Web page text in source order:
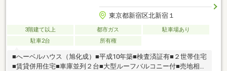
東京都新宿区北新宿１
3階建て以上 都市ガス
駐車場あり
駐車2台
所有権
■へーベルハウス（旭化成）■平成10年築■検査済証有■２世帯住宅
■賃貸併用住宅■車庫並列２台■大型ルーフバルコニー付■売地相談